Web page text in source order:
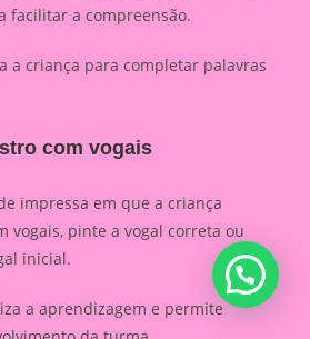
facilitar a compreensão.
a criança para completar palavras
com vogais
impressa em que a criança
vogais, pinte a vogal correta ou
inicial.
a aprendizagem e permite